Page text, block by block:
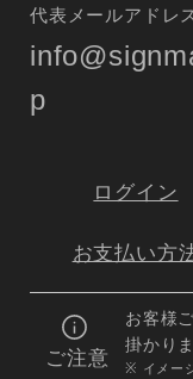
代表メールアドレ
p
ログイン
お支払い方
ご注意
お客様
掛かりま
※ イメー